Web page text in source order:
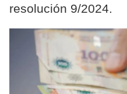
resolución 9/2024.